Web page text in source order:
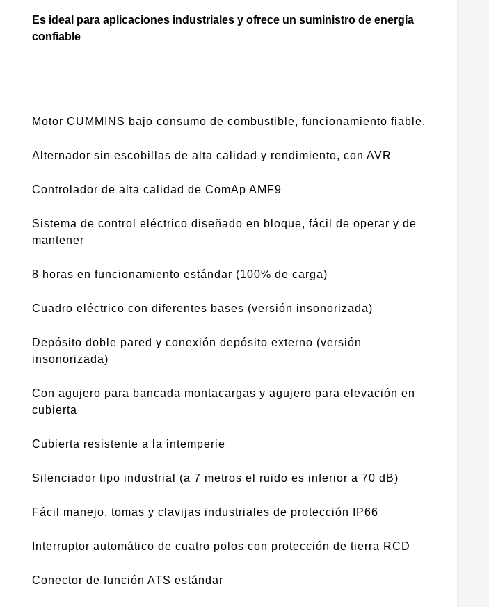
Es ideal para aplicaciones industriales y ofrece un suministro de energía
confiable
Motor CUMMINS bajo consumo de combustible, funcionamiento fiable.
Alternador sin escobillas de alta calidad y rendimiento, con AVR
Controlador de alta calidad de ComAp AMF9
Sistema de control eléctrico diseñado en bloque, fácil de operar y de
mantener
8 horas en funcionamiento estándar (100% de carga)
Cuadro eléctrico con diferentes bases (versión insonorizada)
Depósito doble pared y conexión depósito externo (versión
insonorizada)
Con agujero para bancada montacargas y agujero para elevación en
cubierta
Cubierta resistente a la intemperie
Silenciador tipo industrial (a 7 metros el ruido es inferior a 70 dB)
Fácil manejo, tomas y clavijas industriales de protección IP66
Interruptor automático de cuatro polos con protección de tierra RCD
Conector de función ATS estándar